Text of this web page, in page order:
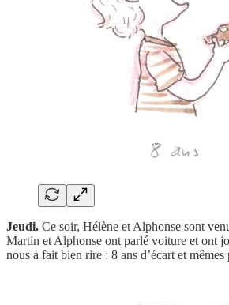
Jeudi. Ce soir, Hélène et Alphonse sont
Martin et Alphonse ont parlé voiture et ont
nous a fait bien rire : 8 ans d’écart et mêmes